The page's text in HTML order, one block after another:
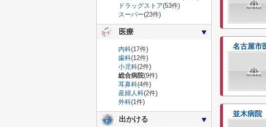
名古屋市
並木病院
ドラッグストア(53件)
スーパー(23件)
医療
内科(17件)
歯科(12件)
小児科(2件)
総合病院(9件)
耳鼻科(4件)
産婦人科(2件)
外科(1件)
出かける